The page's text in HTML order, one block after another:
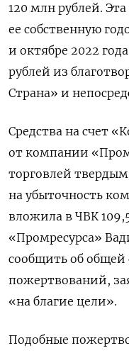
120 млн рублей.
ее собственную
и октябре 2022
рублей из
Страна» и
Средства на счет
от компании
торговлей
на убыточность
вложила в ЧВК
«Промресурса»
сообщить об общей
пожертвований,
«на благие цели».
Подобные